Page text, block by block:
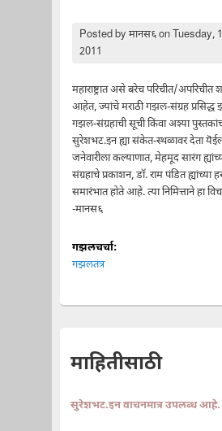
Posted byमानस६on Tuesday,
2011
महाराष्ट्रात असे बरेच परिचीत/
आहेत, ज्यांचे मराठी गझल-संग्रह
गझल-संग्रहाची सूची किंवा अश्या
सुरेशभट.इन ह्या संकेत-स्थळावर देता
जनेवारीला कल्याणात, मेहमूद सारंग
संग्रहाचे प्रकाशन, डॉ. राम पंडित ह्यांच्या
समारंभात होते आहे. त्या निमित्ताने हा
-मानस६
गझलचर्चा:
गझलतंत्र
माहितीसाठी
सुरेशभट.इन वाचनमात्र उपलब्ध आहे.